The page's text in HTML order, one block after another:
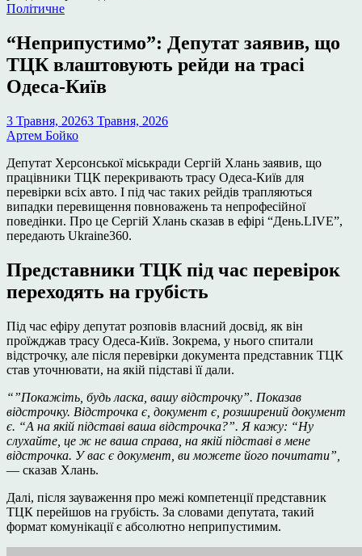
Опублікувати
Політичне
“Неприпустимо”: Депутат заявив, що
ТЦК влаштовують рейди на трасі
Одеса-Київ
3 Травня, 20263 Травня, 2026
Артем Бойко
Депутат Херсонської міськради Сергій Хлань заявив, що
працівники ТЦК перекривають трасу Одеса-Київ для
перевірки всіх авто. І під час таких рейдів трапляються
випадки перевищення повноважень та непрофесійної
поведінки. Про це Сергій Хлань сказав в ефірі “День.LIVE”,
передають Ukraine360.
Представники ТЦК під час перевірок
переходять на грубість
Під час ефіру депутат розповів власний досвід, як він
проїжджав трасу Одеса-Київ. Зокрема, у нього спитали
відстрочку, але після перевірки документа представник ТЦК
став уточнювати, на якій підставі її дали.
“”Покажіть, будь ласка, вашу відстрочку”. Показав
відстрочку. Відстрочка є, документ є, розширений документ
є. “А на якій підставі ваша відстрочка?”. Я кажу: “Ну
слухайте, це ж не ваша справа, на якій підставі в мене
відстрочка. У вас є документ, ви можете його почитати”,
— сказав Хлань.
Далі, після зауваження про межі компетенції представник
ТЦК перейшов на грубість. За словами депутата, такий
формат комунікації є абсолютно неприпустимим.